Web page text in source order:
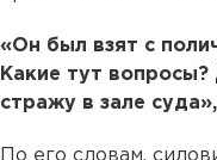
«Он был взят с
Какие тут
стражу в зале
По его словам,